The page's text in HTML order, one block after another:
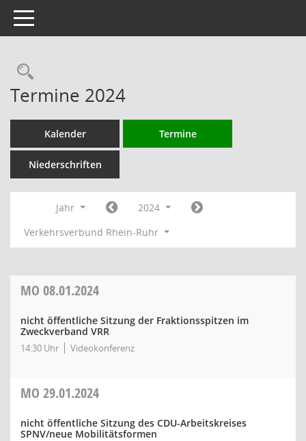
Toggle navigation
Rechercheauswahl
Termine 2024
Kalender Termine
Niederschriften
Jahr
2024
Verkehrsverbund Rhein-Ruhr
MO 08.01.2024
nicht öffentliche Sitzung der Fraktionsspitzen im
Zweckverband VRR
14:30 Uhr Videokonferenz
MO 29.01.2024
nicht öffentliche Sitzung des CDU-Arbeitskreises
SPNV/neue Mobilitätsformen